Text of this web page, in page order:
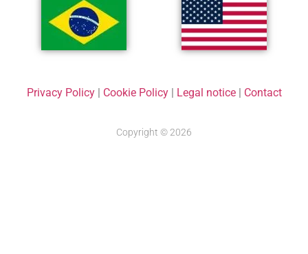
Privacy Policy| Cookie Policy| Legal notice| Contact
Copyright © 2026